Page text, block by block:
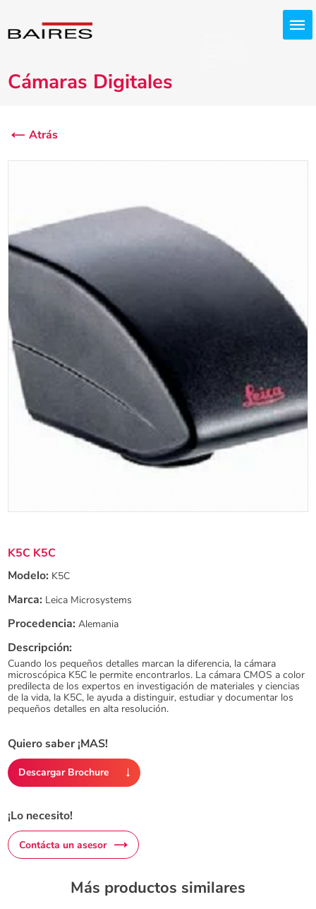
Cámaras Digitales
Atrás
K5C K5C
Modelo: K5C
Marca: Leica Microsystems
Procedencia:Alemania
Descripción:
Cuando los pequeños detalles marcan la diferencia, la cámara
microscópica K5C le permite encontrarlos. La cámara CMOS a color
predilecta de los expertos en investigación de materiales y ciencias
de la vida, la K5C, le ayuda a distinguir, estudiar y documentar los
pequeños detalles en alta resolución.
Quiero saber ¡MAS!
Descargar Brochure
¡Lo necesito!
Contácta un asesor
Más productos similares